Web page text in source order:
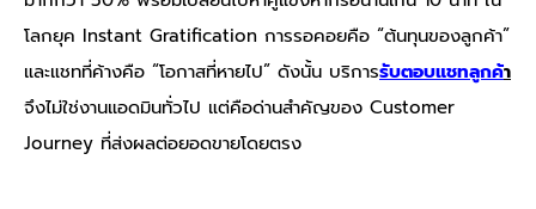
โลกยุค Instant Gratification การรอคอยคือ “ต้นทุนของลูกค้า”
และแชทที่ค้างคือ “โอกาสที่หายไป” ดังนั้น บริการรับตอบแชทลูกค้า
จึงไม่ใช่งานแอดมินทั่วไป แต่คือด่านสำคัญของ Customer
Journey ที่ส่งผลต่อยอดขายโดยตรง